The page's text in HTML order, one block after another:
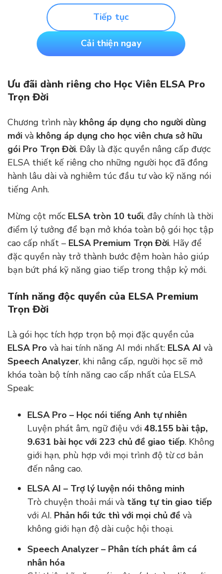
Tiếp tục
Cải thiện ngay
Ưu đãi dành riêng cho Học Viên ELSA Pro
Trọn Đời
Chương trình này không áp dụng cho người dùng
mới và không áp dụng cho học viên chưa sở hữu
gói Pro Trọn Đời. Đây là đặc quyền nâng cấp được
ELSA thiết kế riêng cho những người học đã đồng
hành lâu dài và nghiêm túc đầu tư vào kỹ năng nói
tiếng Anh.
Mừng cột mốc ELSA tròn 10 tuổi, đây chính là thời
điểm lý tưởng để bạn mở khóa toàn bộ gói học tập
cao cấp nhất – ELSA Premium Trọn Đời. Hãy để
đặc quyền này trở thành bước đệm hoàn hảo giúp
bạn bứt phá kỹ năng giao tiếp trong thập kỷ mới.
Tính năng độc quyền của ELSA Premium
Trọn Đời
Là gói học tích hợp trọn bộ mọi đặc quyền của
ELSA Pro và hai tính năng AI mới nhất: ELSA AI và
Speech Analyzer, khi nâng cấp, người học sẽ mở
khóa toàn bộ tính năng cao cấp nhất của ELSA
Speak:
ELSA Pro – Học nói tiếng Anh tự nhiên
Luyện phát âm, ngữ điệu với 48.155 bài tập,
9.631 bài học với 223 chủ đề giao tiếp. Không
giới hạn, phù hợp với mọi trình độ từ cơ bản
đến nâng cao.
ELSA AI – Trợ lý luyện nói thông minh
Trò chuyện thoải mái và tăng tự tin giao tiếp
với AI. Phản hồi tức thì với mọi chủ đề và
không giới hạn độ dài cuộc hội thoại.
Speech Analyzer – Phân tích phát âm cá
nhân hóa